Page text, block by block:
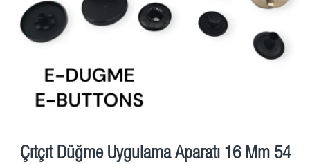
İndirimde
Çıtçıt Düğme Uygulama Aparatı 16 Mm 54